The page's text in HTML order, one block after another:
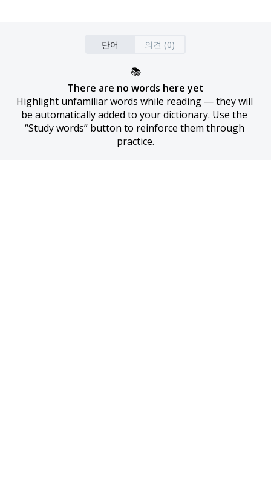
단어 의견 (0)
📚
There are no words here yet
Highlight unfamiliar words while reading — they will
be automatically added to your dictionary. Use the
“Study words” button to reinforce them through
practice.